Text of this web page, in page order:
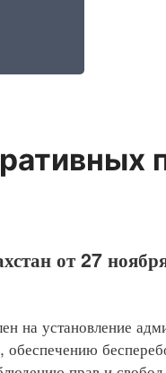
от 27
на установление
обеспечению